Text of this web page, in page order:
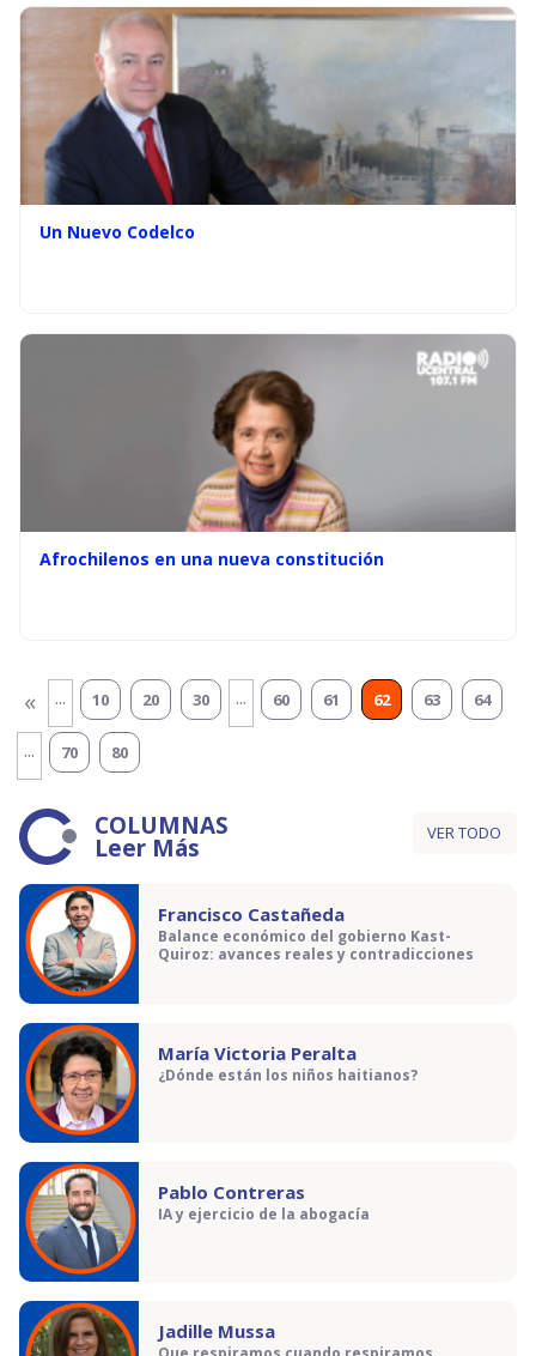
Un Nuevo Codelco
Afrochilenos en una nueva constitución
« ... 10 20 30 ... 60 61 62 63 64
... 70 80
COLUMNAS
Leer Más VER TODO
Francisco Castañeda
Balance económico del gobierno Kast-
Quiroz: avances reales y contradicciones
María Victoria Peralta
¿Dónde están los niños haitianos?
Pablo Contreras
IA y ejercicio de la abogacía
Jadille Mussa